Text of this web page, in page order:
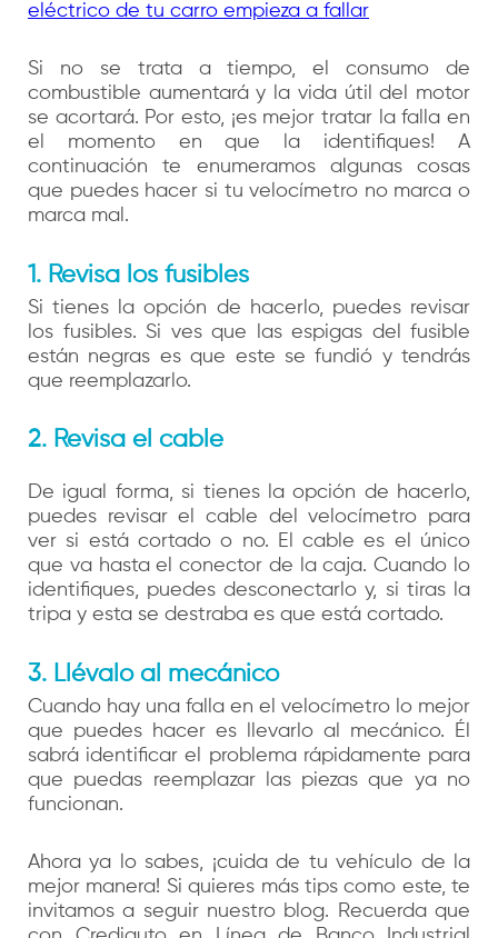
eléctrico de tu carro empieza a fallar
Si no se trata a tiempo, el consumo de
combustible aumentará y la vida útil del motor
se acortará. Por esto, ¡es mejor tratar la falla en
el momento en que la identifiques! A
continuación te enumeramos algunas cosas
que puedes hacer si tu velocímetro no marca o
marca mal.
1. Revisa los fusibles
Si tienes la opción de hacerlo, puedes revisar
los fusibles. Si ves que las espigas del fusible
están negras es que este se fundió y tendrás
que reemplazarlo.
2. Revisa el cable
De igual forma, si tienes la opción de hacer lo,
puedes revisar el cable del velocímetro para
ver si está cortado o no. El cable es el único
que va hasta el conector de la caja. Cuando lo
identifiques, puedes desconectarlo y, si tiras la
tripa y esta se destraba es que está cortado.
3. Llévalo al mecánico
Cuando hay una falla en el velocímetro lo mejor
que puedes hacer es llevarlo al mecánico. Él
sabrá identificar el problema rápidamente para
que puedas reemplazar las piezas que ya no
funcionan.
Ahora ya lo sabes, ¡cuida de tu vehículo de la
mejor manera! Si quieres más tips como este, te
invitamos a seguir nuestro blog. Recuerda que